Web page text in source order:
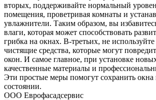
вторых, поддерживайте нормальный
помещения, проветривая комнаты и
увлажнители. Таким образом, вы
влаги, которая может способствовать
грибка на окнах. В-третьих, не
чистящие средства, которые могут
окон. И самое главное, при установке
качественные материалы и
Эти простые меры помогут сохранить окна
состоянии.
ООО Еврофасадсервис